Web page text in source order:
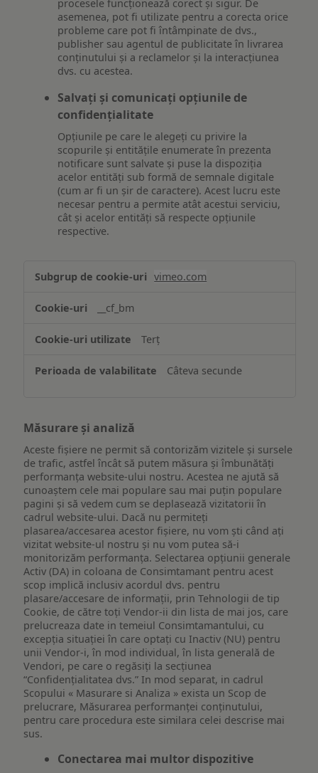
procesele funcționează corect și sigur. De
asemenea, pot fi utilizate pentru a corecta orice
probleme care pot fi întâmpinate de dvs.,
publisher sau agentul de publicitate în livrarea
conținutului și a reclamelor și la interacțiunea
dvs. cu acestea.
Salvați și comunicați opțiunile de
confidențialitate
Opțiunile pe care le alegeți cu privire la
scopurile și entitățile enumerate în prezenta
notificare sunt salvate și puse la dispoziția
acelor entități sub formă de semnale digitale
(cum ar fi un șir de caractere). Acest lucru este
necesar pentru a permite atât acestui serviciu,
cât și acelor entități să respecte opțiunile
respective.
Asigurarea
funcționalităților
website-
ului
vimeo.com
__cf_bm
Terț
Câteva secunde
Măsurare și analiză
Aceste fișiere ne permit să contorizăm vizitele și sursele
de trafic, astfel încât să putem măsura și îmbunătăți
performanța website-ului nostru. Acestea ne ajută să
cunoaștem cele mai populare sau mai puțin populare
pagini și să vedem cum se deplasează vizitatorii în
cadrul website-ului. Dacă nu permiteți
plasarea/accesarea acestor fișiere, nu vom ști când ați
vizitat website-ul nostru și nu vom putea să-i
monitorizăm performanța. Selectarea opțiunii generale
Activ (DA) in coloana de Consimtamant pentru acest
scop implică inclusiv acordul dvs. pentru
plasare/accesare de informații, prin Tehnologii de tip
Cookie, de către toți Vendor-ii din lista de mai jos, care
prelucreaza date in temeiul Consimtamantului, cu
excepția situației în care optați cu Inactiv (NU) pentru
unii Vendor-i, în mod individual, în lista generală de
Vendori, pe care o regăsiți la secțiunea
“Confidențialitatea dvs.” In mod separat, in cadrul
Scopului « Masurare si Analiza » exista un Scop de
prelucrare, Măsurarea performanței conținutului,
pentru care procedura este similara celei descrise mai
sus.
Conectarea mai multor dispozitive